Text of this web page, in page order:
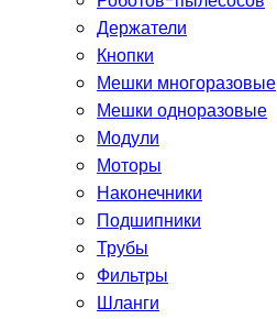
Держатели
Кнопки
Мешки многоразовые
Мешки одноразовые
Модули
Моторы
Наконечники
Подшипники
Трубы
Фильтры
Шланги